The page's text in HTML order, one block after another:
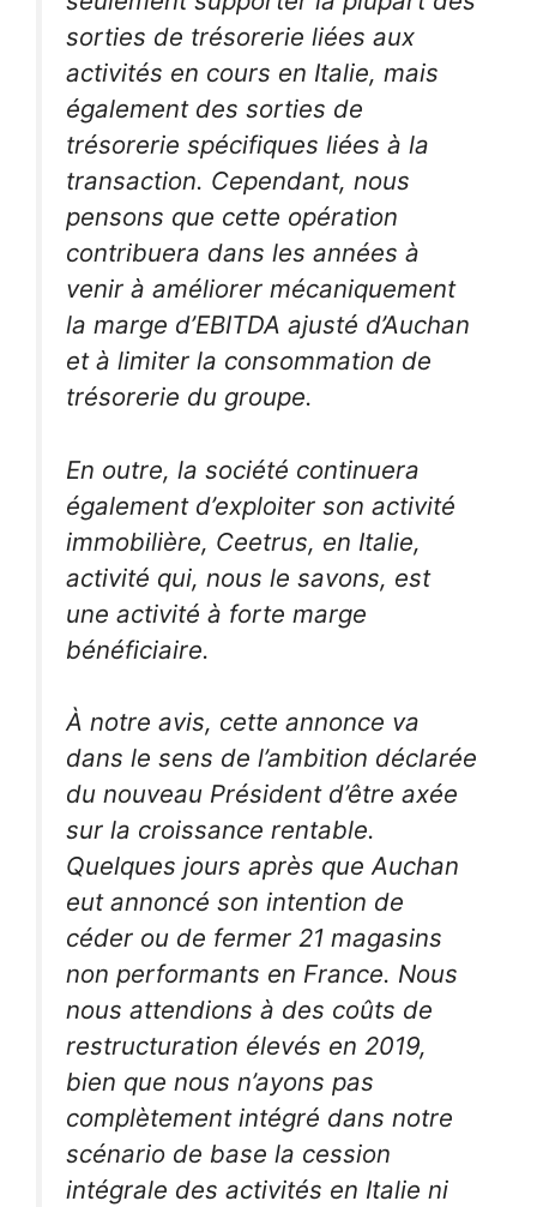
sorties de trésorerie liées aux
activités en cours en Italie, mais
également des sorties de
trésorerie spécifiques liées à la
transaction. Cependant, nous
pensons que cette opération
contribuera dans les années à
venir à améliorer mécaniquement
la marge d’EBITDA ajusté d’Auchan
et à limiter la consommation de
trésorerie du groupe.
En outre, la société continuera
également d’exploiter son activité
immobilière, Ceetrus, en Italie,
activité qui, nous le savons, est
une activité à forte marge
bénéficiaire.
À notre avis, cette annonce va
dans le sens de l’ambition déclarée
du nouveau Président d’être axée
sur la croissance rentable.
Quelques jours après que Auchan
eut annoncé son intention de
céder ou de fermer 21 magasins
non performants en France. Nous
nous attendions à des coûts de
restructuration élevés en 2019,
bien que nous n’ayons pas
complètement intégré dans notre
scénario de base la cession
intégrale des activités en Italie ni